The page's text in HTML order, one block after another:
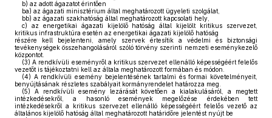
b) az adott ágazatot érintően
ba) az ágazati minisztérium által meghatározott ügyeleti szolgálat,
bb) az ágazati szakhatóság által meghatározott kapcsolati hely,
c) az energetikai ágazati kijelölő hatóság által kijelölt kritikus szervezet,
kritikus infrastruktúra esetén az energetikai ágazati kijelölő hatóság
részére kell bejelenteni, amely szervek értesítik a védelmi és biztonsági
tevékenységek összehangolásáról szóló törvény szerinti nemzeti eseménykezelő
központot.
(3) A rendkívüli eseményről a kritikus szervezet ellenálló képességéért felelős
vezetőt is tájékoztatni kell az általa meghatározott formában és módon.
(4) A rendkívüli esemény bejelentésének tartalmi és formai követelményeit,
benyújtásának részletes szabályait kormányrendelet határozza meg.
(5) A rendkívüli esemény lezárását követően a kialakulásáról, a megtett
intézkedésekről, a hasonló események megelőzése érdekében tett
intézkedésekről a kritikus szervezet ellenálló képességéért felelős vezető az
általános kijelölő hatóság által meghatározott határidőre jelentést nyújt be